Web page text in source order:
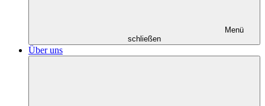
Menü
schließen
Über uns